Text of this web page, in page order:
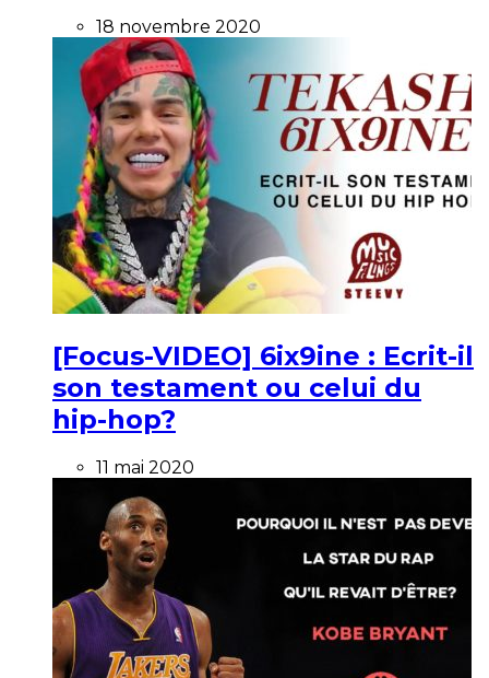
18 novembre 2020
[Focus-VIDEO] 6ix9ine : Ecrit-il
son testament ou celui du
hip-hop?
11 mai 2020